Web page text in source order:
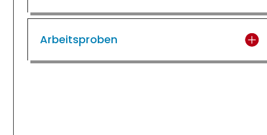
Arbeitsproben